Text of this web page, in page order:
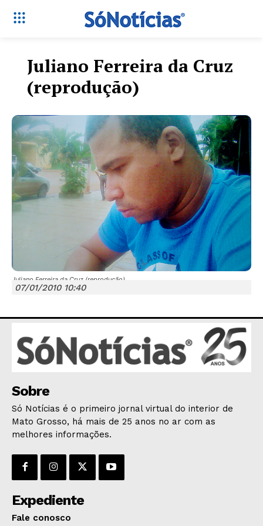
Só Notícias
JUNTE-SE NO WHATSAPP
HOME
POLÍTICA
POLÍCIA
ECONOMIA
OPINIÃO
GERAL
EDUCAÇÃO
Juliano Ferreira da Cruz
(reprodução)
Juliano Ferreira da Cruz (reprodução)
07/01/2010 10:40
Sobre
Só Notícias é o primeiro jornal virtual do interior de
Mato Grosso, há mais de 25 anos no ar com as
melhores informações.
Expediente
Fale conosco